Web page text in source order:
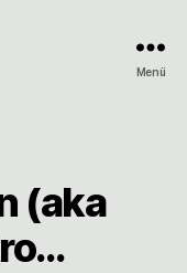
Menü
(aka